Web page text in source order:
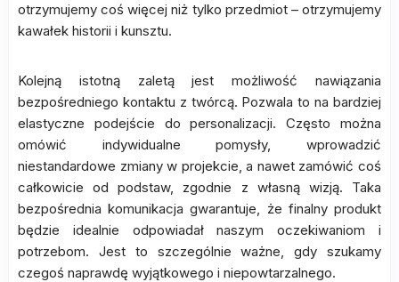
otrzymujemy coś więcej niż tylko przedmiot – otrzymujemy
kawałek historii i kunsztu.
Kolejną istotną zaletą jest możliwość nawiązania
bezpośredniego kontaktu z twórcą. Pozwala to na bardziej
elastyczne podejście do personalizacji. Często można
omówić indywidualne pomysły, wprowadzić
niestandardowe zmiany w projekcie, a nawet zamówić coś
całkowicie od podstaw, zgodnie z własną wizją. Taka
bezpośrednia komunikacja gwarantuje, że finalny produkt
będzie idealnie odpowiadał naszym oczekiwaniom i
potrzebom. Jest to szczególnie ważne, gdy szukamy
czegoś naprawdę wyjątkowego i niepowtarzalnego.